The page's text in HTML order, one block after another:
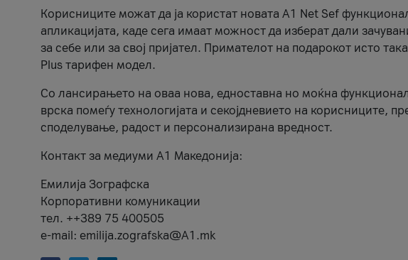
Корисниците можат да ја користат новата А1 Net Sef
апликацијата, каде сега имаат можност да изберат дали
за себе или за свој пријател. Примателот на подарокот исто
Plus тарифен модел.
Со лансирањето на оваа нова, едноставна но моќна
врска помеѓу технологијата и секојдневието на корисниците,
споделување, радост и персонализирана вредност.
Контакт за медиуми А1 Македонија:
Емилија Зографска
Корпоративни комуникации
тел. ++389 75 400505
e-mail: emilija.zografska@A1.mk